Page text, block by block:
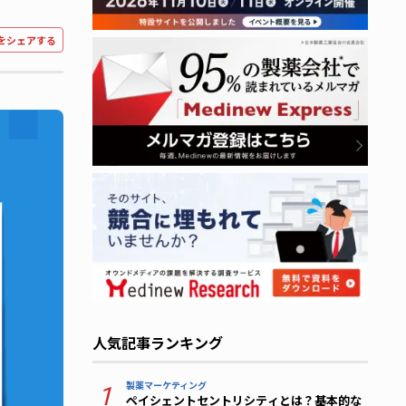
シェアする
人気記事ランキング
1 製薬マーケティング
ペイシェントセントリシティとは？基本的な